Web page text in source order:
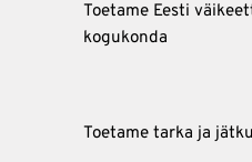
Toetame Eesti
kogukonda
Toetame tarka ja